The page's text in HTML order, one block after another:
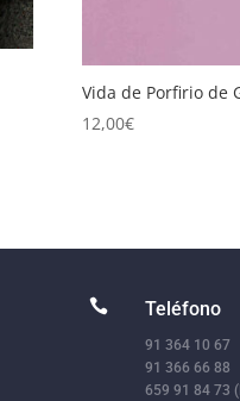
Vida de Porfirio de
12,00€
 Teléfono
91 364 10 67
91 366 66 88
659 91 84 73